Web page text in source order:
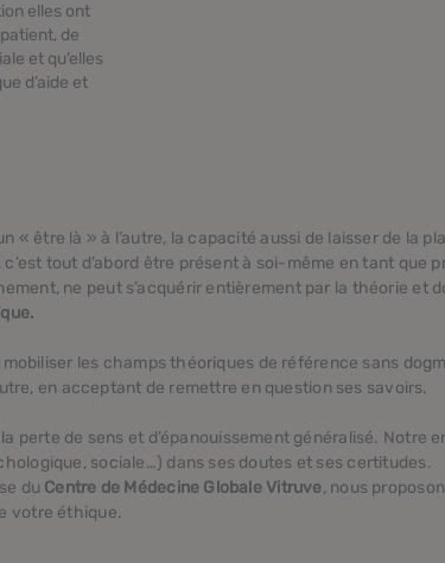
elles ont
, de
et qu’elles
d’aide et
« être là » à l’autre, la capacité aussi de laisser de la
tout d’abord être présent à soi-même en tant que
ne peut s’acquérir entièrement par la théorie et
les champs théoriques de référence sans
en acceptant de remettre en question ses savoirs.
perte de sens et d’épanouissement généralisé. Notre
sociale…) dans ses doutes et ses certitudes.
du Centre de Médecine Globale Vitruve, nous
votre éthique.